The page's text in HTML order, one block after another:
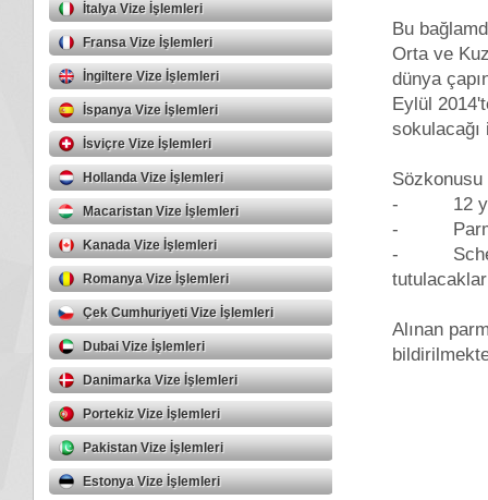
İtalya Vize İşlemleri
Fransa Vize İşlemleri
İngiltere Vize İşlemleri
İspanya Vize İşlemleri
İsviçre Vize İşlemleri
Hollanda Vize İşlemleri
Macaristan Vize İşlemleri
Kanada Vize İşlemleri
Romanya Vize İşlemleri
Çek Cumhuriyeti Vize İşlemleri
Dubai Vize İşlemleri
Danimarka Vize İşlemleri
Portekiz Vize İşlemleri
Pakistan Vize İşlemleri
Estonya Vize İşlemleri
Bu
Orta ve
dünya
Eylül
- 12 yaş
- Parmak
-
Alınan